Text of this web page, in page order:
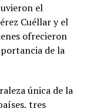
el
Cuéllar y el
ofrecieron
de la
única de la
tres